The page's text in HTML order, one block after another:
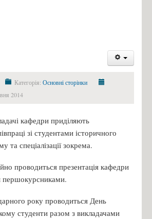
Категорія: Основні сторінки
2014
кафедри приділяють
зі студентами історичного
та спеціалізації зокрема.
проводиться презентація кафедри
першокурсниками.
року проводиться День
студенти разом з викладачами